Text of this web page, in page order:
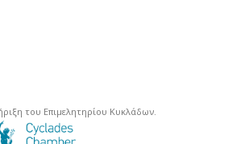
του Επιμελητηρίου Κυκλάδων.